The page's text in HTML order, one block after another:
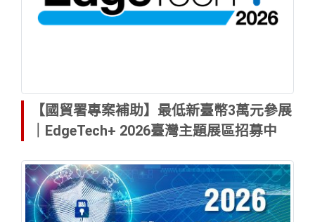
【國貿署專案補助】最低新臺幣3萬元參展
｜EdgeTech+ 2026臺灣主題展區招募中